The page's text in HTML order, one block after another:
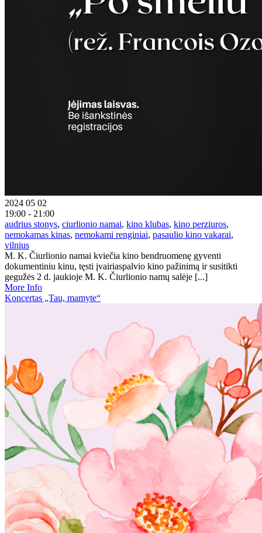
2024 05 02
19:00 - 21:00
audrius stonys, ciurlionio namai, kino klubas, kino perziuros,
nemokamas kinas, nemokami renginiai, pasaulio kino vakarai,
vilnius
M. K. Čiurlionio namai kviečia kino bendruomenę gyventi
dokumentiniu kinu, tęsti įvairiaspalvio kino pažinimą ir susitikti
gegužės 2 d. jaukioje M. K. Čiurlionio namų salėje [...]
More Info
Koncertas „Tau, mamyte“